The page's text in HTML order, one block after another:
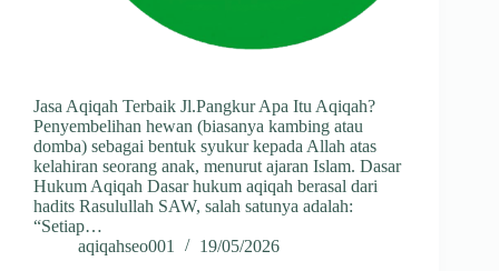
Jasa Aqiqah Terbaik Jl.Pangkur Apa Itu Aqiqah?
Penyembelihan hewan (biasanya kambing atau
domba) sebagai bentuk syukur kepada Allah atas
kelahiran seorang anak, menurut ajaran Islam. Dasar
Hukum Aqiqah Dasar hukum aqiqah berasal dari
hadits Rasulullah SAW, salah satunya adalah:
“Setiap…
aqiqahseo001
19/05/2026